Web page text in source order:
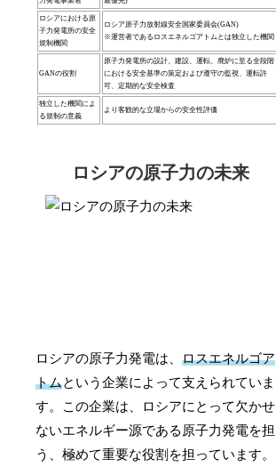
ロシアにおける原
子力発電所の安全
規制機関
ロシア原子力放射線安全国家委員会(GAN)
※運営者であるロスエネルゴアトムとは独立した機関
GANの役割
原子力発電所の設計、建設、運転、廃炉に至る全段階
における安全基準の策定および遵守の監視、運転許
可、定期的な安全検査
独立した機関によ
る規制の意義
より客観的な立場からの安全性評価
ロシアの原子力の未来
ロシアの原子力発電は、ロスエネルゴア
トムという企業によって支えられていま
す。この企業は、ロシアにとって欠かせ
ないエネルギー源である原子力発電を担
う、極めて重要な役割を担っています。